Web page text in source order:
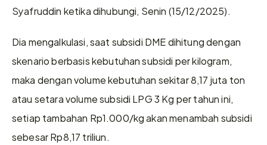
Syafruddin ketika dihubungi, Senin (15/12/2025).
Dia mengalkulasi, saat subsidi DME dihitung dengan
skenario berbasis kebutuhan subsidi per kilogram,
maka dengan volume kebutuhan sekitar 8,17 juta ton
atau setara volume subsidi LPG 3 Kg per tahun ini,
setiap tambahan Rp1.000/kg akan menambah subsidi
sebesar Rp8,17 triliun.